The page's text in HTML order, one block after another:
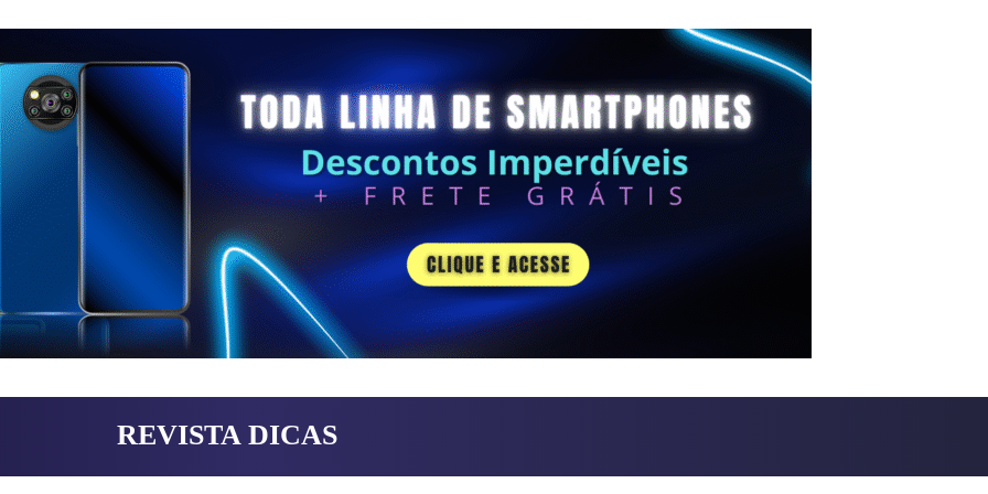
REVISTA DICAS